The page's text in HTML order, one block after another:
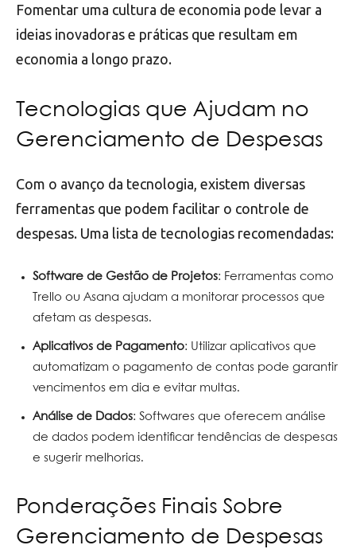
Fomentar uma cultura de economia pode levar a
ideias inovadoras e práticas que resultam em
economia a longo prazo.
Tecnologias que Ajudam no
Gerenciamento de Despesas
Com o avanço da tecnologia, existem diversas
ferramentas que podem facilitar o controle de
despesas. Uma lista de tecnologias recomendadas:
Software de Gestão de Projetos: Ferramentas como
Trello ou Asana ajudam a monitorar processos que
afetam as despesas.
Aplicativos de Pagamento: Utilizar aplicativos que
automatizam o pagamento de contas pode garantir
vencimentos em dia e evitar multas.
Análise de Dados: Softwares que oferecem análise
de dados podem identificar tendências de despesas
e sugerir melhorias.
Ponderações Finais Sobre
Gerenciamento de Despesas